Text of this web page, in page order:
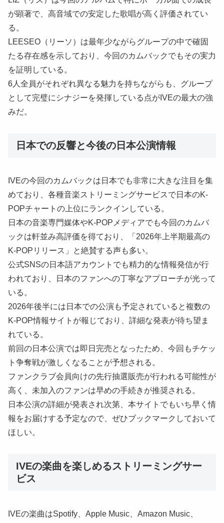
が顕著で、高音域での安定した歌唱が高く評価されてい
る。
LEESEO（リーソ）は最年少ながらグループの中で確固
たる存在感を示しており、今回のカムバックでもその実力
を証明している。
6人全員がそれぞれ異なる魅力を持ちながらも、グループ
として完璧にシナジーを発揮している点がIVEの最大の強
みだ。
日本での反響と今後の日本公演情報
IVEの今回のカムバックは日本でも非常に大きな注目を集
めており、各種音楽ストリーミングサービスで日本のK-
POPチャートの上位にランクインしている。
日本の音楽専門媒体やK-POPメディアでも今回のカムバ
ックは軒並み高評価を得ており、「2026年上半期最高の
K-POPリリース」と絶賛する声も多い。
公式SNSの日本語アカウントでも精力的な情報発信が行
われており、日本のファンへの丁寧なアプローチが光って
いる。
2026年後半には日本での公演も予定されていると複数の
K-POP情報サイトが報じており、詳細な発表が待ち望ま
れている。
前回の日本公演では即日完売となったため、今回もチケッ
ト争奪戦が激しくなることが予想される。
ファンクラブ会員向けの先行抽選販売が行われる可能性が
高く、未加入のファンは早めの手続きが推奨される。
日本公演の詳細が発表され次第、本サイトでもいち早く情
報をお届けする予定なので、ぜひブックマークしておいて
ほしい。
IVEの楽曲を楽しめるストリーミングサー
ビス
IVEの楽曲はSpotify、Apple Music、Amazon Music、